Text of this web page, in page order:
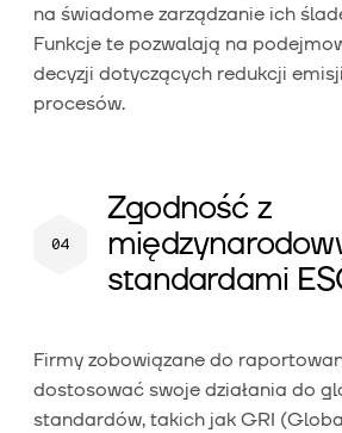
na świadome zarządzanie ich
Funkcje te pozwalają na
decyzji dotyczących redukcji
procesów.
Zgodność z
standardami
Firmy zobowiązane do
dostosować swoje działania do
standardów, takich jak GRI